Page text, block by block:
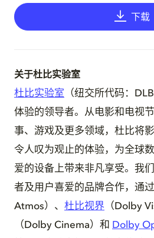
下载
关于杜比实验室
杜比实验室 （纽交所代码：
体验的领导者。从电影和电视
事、游戏及更多领域，杜比将
令人叹为观止的体验，为全球
爱的设备上带来非凡享受。我
者及用户喜爱的品牌合作，通过
Atmos）、 杜比视界 （Dolby
（Dolby Cinema）和 Dolby